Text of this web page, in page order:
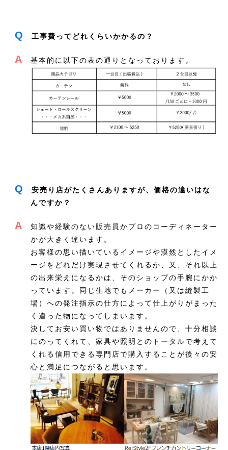
Q 工事費ってどれくらいかかるの？
A 基本的に以下の表の通りとなっております。
Q
安売り店がたくさんありますが、価格の違いはな
んですか？
A
知識や経験のない販売員かプロのコーディネーター
かが大きく違います。
お客様の思い描いているイメージや漠然としたイメ
ージをどれだけ実現させてくれるか、又、それ以上
の出来栄えになるかは、そのショップの手腕にかか
っています。同じ生地でもメーカー（又は縫製工
場）への発注指示の仕方によって仕上がりがまった
く違った物になってしまいます。
決してお安い買い物ではありませんので、十分相談
にのってくれて、家具や照明とのトータルで考えて
くれる信用できる専門店で購入することが後々の安
心と満足につながると思います。